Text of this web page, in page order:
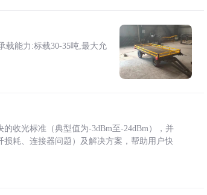
载能力:标载30-35吨,最大允
收光标准（典型值为-3dBm至-24dBm），并
耗、连接器问题）及解决方案，帮助用户快